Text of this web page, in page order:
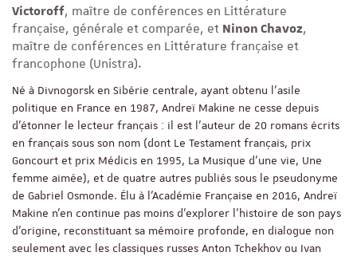
Victoroff, maître de conférences en Littérature
française, générale et comparée, et Ninon Chavoz,
maître de conférences en Littérature française et
francophone (Unistra).
Né à Divnogorsk en Sibérie centrale, ayant obtenu l’asile
politique en France en 1987, Andreï Makine ne cesse depuis
d’étonner le lecteur français : il est l’auteur de 20 romans écrits
en français sous son nom (dont Le Testament français, prix
Goncourt et prix Médicis en 1995, La Musique d'une vie, Une
femme aimée), et de quatre autres publiés sous le pseudonyme
de Gabriel Osmonde. Élu à l’Académie Française en 2016, Andreï
Makine n’en continue pas moins d’explorer l’histoire de son pays
d’origine, reconstituant sa mémoire profonde, en dialogue non
seulement avec les classiques russes Anton Tchekhov ou Ivan